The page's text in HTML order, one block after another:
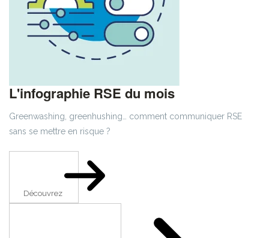
L'infographie RSE du mois
Greenwashing, greenhushing… comment communiquer RSE
sans se mettre en risque ?
Découvrez